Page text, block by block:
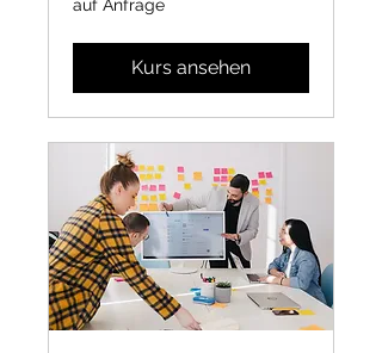
Anfrage
auf Anfrage
Kurs ansehen